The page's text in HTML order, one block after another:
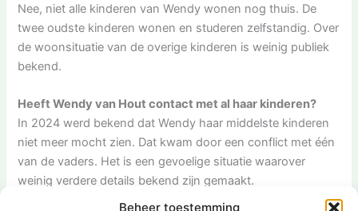
Beheer toestemming
Nee, niet alle kinderen van Wendy wonen nog thuis. De
twee oudste kinderen wonen en studeren zelfstandig. Over
de woonsituatie van de overige kinderen is weinig publiek
bekend.
Heeft Wendy van Hout contact met al haar kinderen?
In 2024 werd bekend dat Wendy haar middelste kinderen
niet meer mocht zien. Dat kwam door een conflict met één
van de vaders. Het is een gevoelige situatie waarover
weinig verdere details bekend zijn gemaakt.